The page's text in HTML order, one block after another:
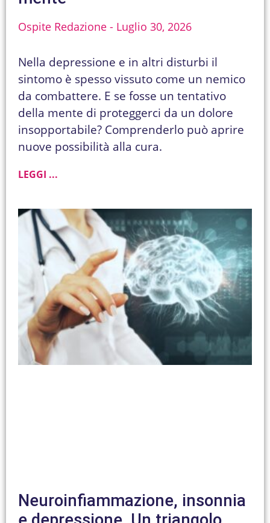
Ospite Redazione Luglio 30, 2026
Nella depressione e in altri disturbi il
sintomo è spesso vissuto come un nemico
da combattere. E se fosse un tentativo
della mente di proteggerci da un dolore
insopportabile? Comprenderlo può aprire
nuove possibilità alla cura.
LEGGI ...
Neuroinfiammazione, insonnia